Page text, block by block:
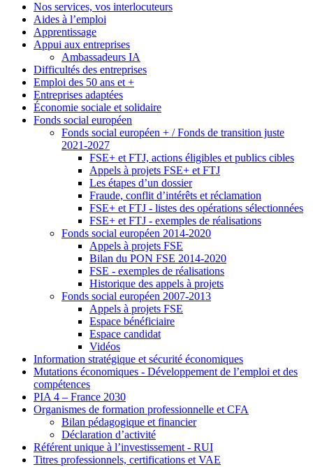
Nos services, vos interlocuteurs
Aides à l’emploi
Apprentissage
Appui aux entreprises
Ambassadeurs IA
Difficultés des entreprises
Emploi des 50 ans et +
Entreprises adaptées
Économie sociale et solidaire
Fonds social européen
Fonds social européen + / Fonds de transition juste
2021-2027
FSE+ et FTJ, actions éligibles et publics cibles
Appels à projets FSE+ et FTJ
Les étapes d’un dossier
Fraude, conflit d’intérêts et réclamation
FSE+ et FTJ - listes des opérations sélectionnées
FSE+ et FTJ - exemples de réalisations
Fonds social européen 2014-2020
Appels à projets FSE
Bilan du PON FSE 2014-2020
FSE - exemples de réalisations
Historique des appels à projets
Fonds social européen 2007-2013
Appels à projets FSE
Espace bénéficiaire
Espace candidat
Vidéos
Information stratégique et sécurité économiques
Mutations économiques - Développement de l’emploi et des
compétences
PIA 4 – France 2030
Organismes de formation professionnelle et CFA
Bilan pédagogique et financier
Déclaration d’activité
Référent unique à l’investissement - RUI
Titres professionnels, certifications et VAE